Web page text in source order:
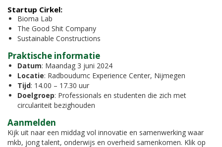
Startup Cirkel:
Bioma Lab
The Good Shit Company
Sustainable Constructions
Praktische informatie
Datum: Maandag 3 juni 2024
Locatie: Radboudumc Experience Center, Nijmegen
Tijd: 14.00 – 17.30 uur
Doelgroep: Professionals en studenten die zich met
circulariteit bezighouden
Aanmelden
Kijk uit naar een middag vol innovatie en samenwerking waar
mkb, jong talent, onderwijs en overheid samenkomen. Klik op